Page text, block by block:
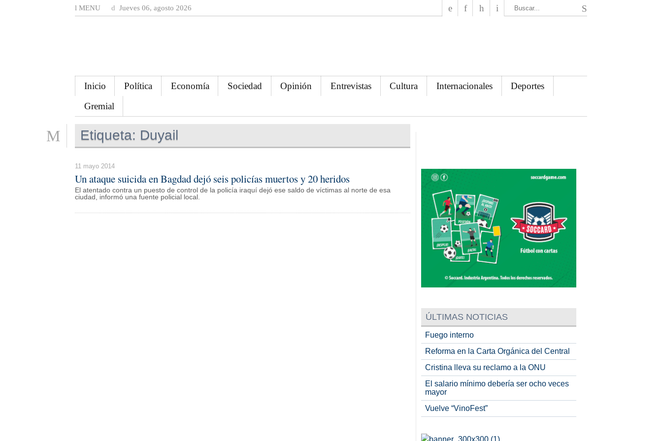
MENU Jueves 06, agosto 2026
Inicio Política Economía Sociedad Opinión Entrevistas Cultura Internacionales
Deportes
Gremial
Etiqueta: Duyail
11 mayo 2014
Un ataque suicida en Bagdad dejó seis policías muertos y 20 heridos
El atentado contra un puesto de control de la policía iraquí dejó ese saldo de víctimas al norte de esa
ciudad, informó una fuente policial local.
ÚLTIMAS NOTICIAS
Fuego interno
Reforma en la Carta Orgánica del Central
Cristina lleva su reclamo a la ONU
El salario mínimo debería ser ocho veces
mayor
Vuelve “VinoFest”